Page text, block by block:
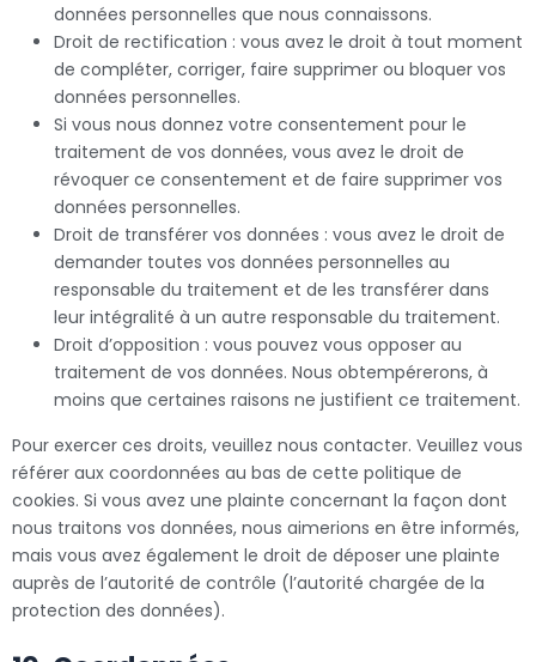
données personnelles que nous connaissons.
Droit de rectification : vous avez le droit à tout moment
de compléter, corriger, faire supprimer ou bloquer vos
données personnelles.
Si vous nous donnez votre consentement pour le
traitement de vos données, vous avez le droit de
révoquer ce consentement et de faire supprimer vos
données personnelles.
Droit de transférer vos données : vous avez le droit de
demander toutes vos données personnelles au
responsable du traitement et de les transférer dans
leur intégralité à un autre responsable du traitement.
Droit d’opposition : vous pouvez vous opposer au
traitement de vos données. Nous obtempérerons, à
moins que certaines raisons ne justifient ce traitement.
Pour exercer ces droits, veuillez nous contacter. Veuillez vous
référer aux coordonnées au bas de cette politique de
cookies. Si vous avez une plainte concernant la façon dont
nous traitons vos données, nous aimerions en être informés,
mais vous avez également le droit de déposer une plainte
auprès de l’autorité de contrôle (l’autorité chargée de la
protection des données).